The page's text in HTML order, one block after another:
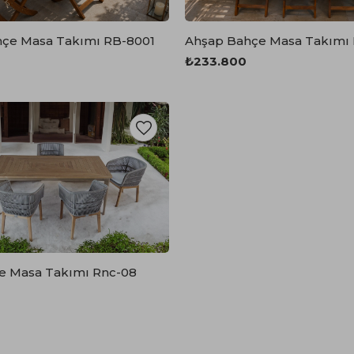
Yataklı Koltuk
Mini Köşe Takımı
Gri Köşe Takımı
Bohem Köşe Takımı
Masa Takımı RB-8001
Ahşap Bahçe Masa
₺233.800
Masa Takımı Rnc-08